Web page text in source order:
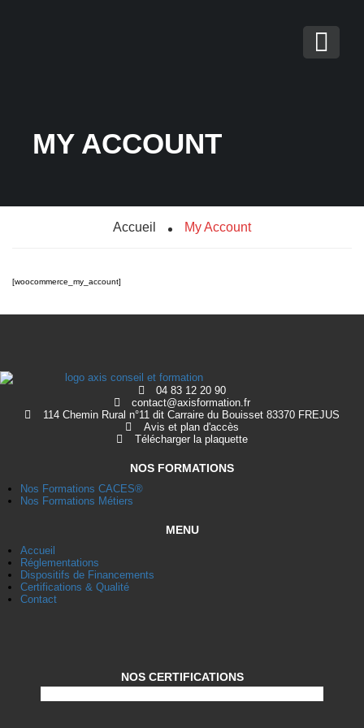
MY ACCOUNT
Accueil My Account
[woocommerce_my_account]
04 83 12 20 90
contact@axisformation.fr
114 Chemin Rural n°11 dit Carraire du Bouisset 83370 FREJUS
Avis et plan d'accès
Télécharger la plaquette
NOS FORMATIONS
Nos Formations CACES®
Nos Formations Métiers
MENU
Accueil
Réglementations
Dispositifs de Financements
Certifications & Qualité
Contact
NOS CERTIFICATIONS